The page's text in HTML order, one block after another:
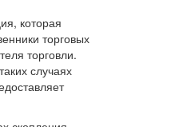
которая
торговых
торговли.
случаях